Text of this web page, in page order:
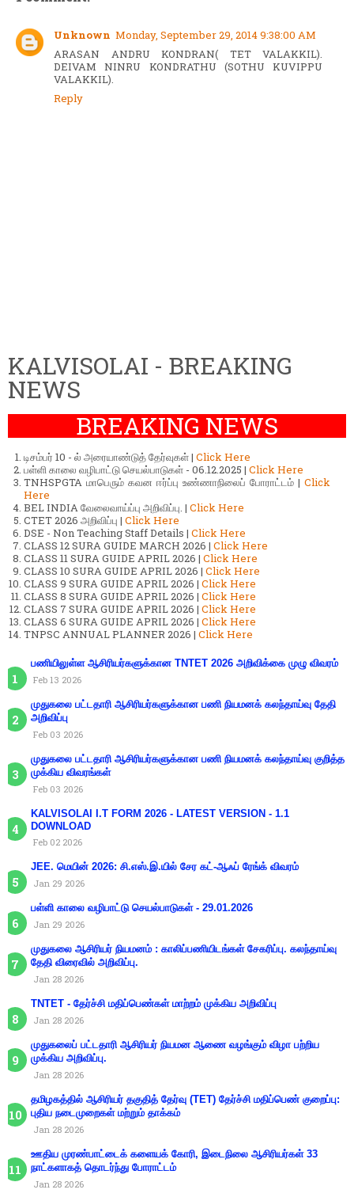
Unknown Monday, September 29, 2014 9:38:00 AM
ARASAN ANDRU KONDRAN( TET VALAKKIL).
DEIVAM NINRU KONDRATHU (SOTHU KUVIPPU
VALAKKIL).
Reply
KALVISOLAI - BREAKING
NEWS
BREAKING NEWS
டிசம்பர் 10 - ல் அரையாண்டுத் தேர்வுகள் | Click Here
பள்ளி காலை வழிபாட்டு செயல்பாடுகள் - 06.12.2025 | Click Here
TNHSPGTA மாபெரும் கவன ஈர்ப்பு உண்ணாநிலைப் போராட்டம் | Click
Here
BEL INDIA வேலைவாய்ப்பு அறிவிப்பு. | Click Here
CTET 2026 அறிவிப்பு | Click Here
DSE - Non Teaching Staff Details | Click Here
CLASS 12 SURA GUIDE MARCH 2026 | Click Here
CLASS 11 SURA GUIDE APRIL 2026 | Click Here
CLASS 10 SURA GUIDE APRIL 2026 | Click Here
CLASS 9 SURA GUIDE APRIL 2026 | Click Here
CLASS 8 SURA GUIDE APRIL 2026 | Click Here
CLASS 7 SURA GUIDE APRIL 2026 | Click Here
CLASS 6 SURA GUIDE APRIL 2026 | Click Here
TNPSC ANNUAL PLANNER 2026 | Click Here
பணியிலுள்ள ஆசிரியர்களுக்கான TNTET 2026 அறிவிக்கை முழு விவரம்
Feb 13 2026
முதுகலை பட்டதாரி ஆசிரியர்களுக்கான பணி நியமனக் கலந்தாய்வு தேதி
அறிவிப்பு
Feb 03 2026
முதுகலை பட்டதாரி ஆசிரியர்களுக்கான பணி நியமனக் கலந்தாய்வு குறித்த
முக்கிய விவரங்கள்
Feb 03 2026
KALVISOLAI I.T FORM 2026 - LATEST VERSION - 1.1
DOWNLOAD
Feb 02 2026
JEE. மெயின் 2026: சி.எஸ்.இ.யில் சேர கட்-ஆஃப் ரேங்க் விவரம்
Jan 29 2026
பள்ளி காலை வழிபாட்டு செயல்பாடுகள் - 29.01.2026
Jan 29 2026
முதுகலை ஆசிரியர் நியமனம் : காலிப்பணியிடங்கள் சேகரிப்பு. கலந்தாய்வு
தேதி விரைவில் அறிவிப்பு.
Jan 28 2026
TNTET - தேர்ச்சி மதிப்பெண்கள் மாற்றம் முக்கிய அறிவிப்பு
Jan 28 2026
முதுகலைப் பட்டதாரி ஆசிரியர் நியமன ஆணை வழங்கும் விழா பற்றிய
முக்கிய அறிவிப்பு.
Jan 28 2026
தமிழகத்தில் ஆசிரியர் தகுதித் தேர்வு (TET) தேர்ச்சி மதிப்பெண் குறைப்பு:
புதிய நடைமுறைகள் மற்றும் தாக்கம்
Jan 28 2026
ஊதிய முரண்பாட்டைக் களையக் கோரி, இடைநிலை ஆசிரியர்கள் 33
நாட்களாகத் தொடர்ந்து போராட்டம்
Jan 28 2026